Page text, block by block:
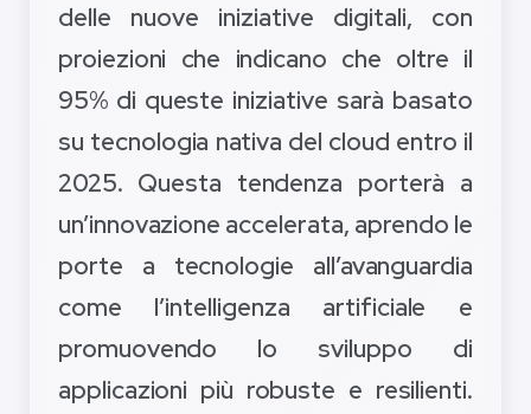
delle nuove iniziative digitali, con
proiezioni che indicano che oltre il
95% di queste iniziative sarà basato
su tecnologia nativa del cloud entro il
2025. Questa tendenza porterà a
un’innovazione accelerata, aprendo le
porte a tecnologie all’avanguardia
come l’intelligenza artificiale e
promuovendo lo sviluppo di
applicazioni più robuste e resilienti.